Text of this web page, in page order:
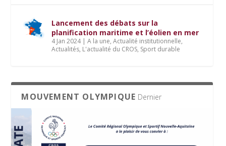
Lancement des débats sur la
planification maritime et l’éolien en mer
4 Jan 2024|A la une,Actualité institutionnelle,
Actualités, L'actualité du CROS, Sport durable
MOUVEMENT OLYMPIQUE Dernier